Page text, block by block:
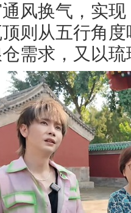
风换气，实现
则从五行角
需求，又以